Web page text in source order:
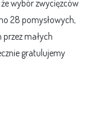
wybór zwycięzców
28 pomysłowych,
małych
gratulujemy